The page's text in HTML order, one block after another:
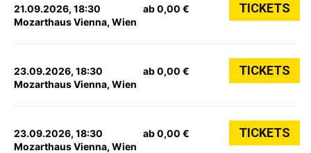
21.09.2026, 18:30
Mozarthaus Vienna, Wien
ab 0,00 € TICKETS
23.09.2026, 18:30
Mozarthaus Vienna, Wien
ab 0,00 € TICKETS
23.09.2026, 18:30
Mozarthaus Vienna, Wien
ab 0,00 € TICKETS